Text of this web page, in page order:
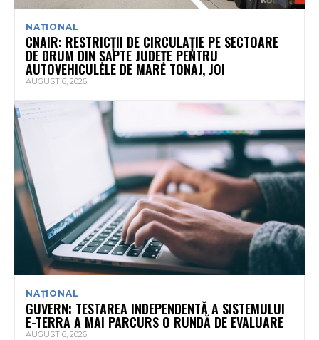
NAȚIONAL
CNAIR: RESTRICȚII DE CIRCULAȚIE PE SECTOARE
DE DRUM DIN ȘAPTE JUDEȚE PENTRU
AUTOVEHICULELE DE MARE TONAJ, JOI
AUGUST 6, 2026
NAȚIONAL
GUVERN: TESTAREA INDEPENDENTĂ A SISTEMULUI
E-TERRA A MAI PARCURS O RUNDĂ DE EVALUARE
AUGUST 6, 2026